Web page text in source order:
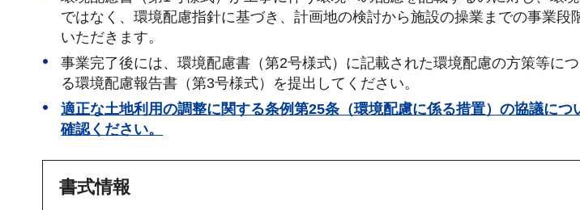
ではなく、環境配慮指針に基づき、計画地の検討から施設の操業までの事業段
いただきます。
事業完了後には、環境配慮書（第2号様式）に記載された環境配慮の方策等に
る環境配慮報告書（第3号様式）を提出してください。
適正な土地利用の調整に関する条例第25条（環境配慮に係る措置）の協議に
確認ください。
書式情報